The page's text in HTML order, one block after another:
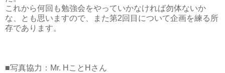
これから何回も勉強会をやっていかなければ勿体ないか
な、とも思いますので、また第2回目について企画を練る所
存であります。
■写真協力：Mr. HことHさん